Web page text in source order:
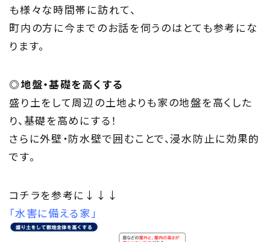
も様々な時間帯に訪れて、
町内の方に今までのお話を伺うのはとても参考にな
ります。
◎地盤・基礎を高くする
盛り土をして周辺の土地よりも家の地盤を高くした
り、基礎を高めにする！
さらに外壁・防水壁で囲むことで、浸水防止に効果的
です。
コチラを参考に↓↓↓
「水害に備える家」